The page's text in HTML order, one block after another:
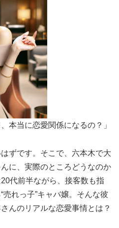
本当に恋愛関係になるの？」
ずです。そこで、六本木で大
に、実際のところどうなのか
代前半ながら、接客数も指
れっ子”キャバ嬢。そんな彼
んのリアルな恋愛事情とは？